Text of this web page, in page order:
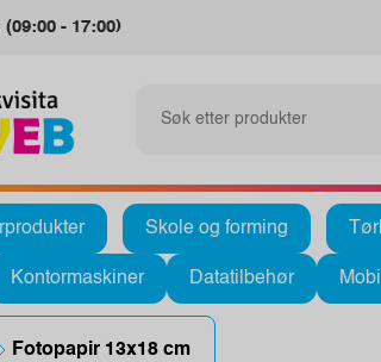
(09:00 - 17:00)
Skole og forming
Kontormaskiner Datatilbehør
Fotopapir 13x18 cm